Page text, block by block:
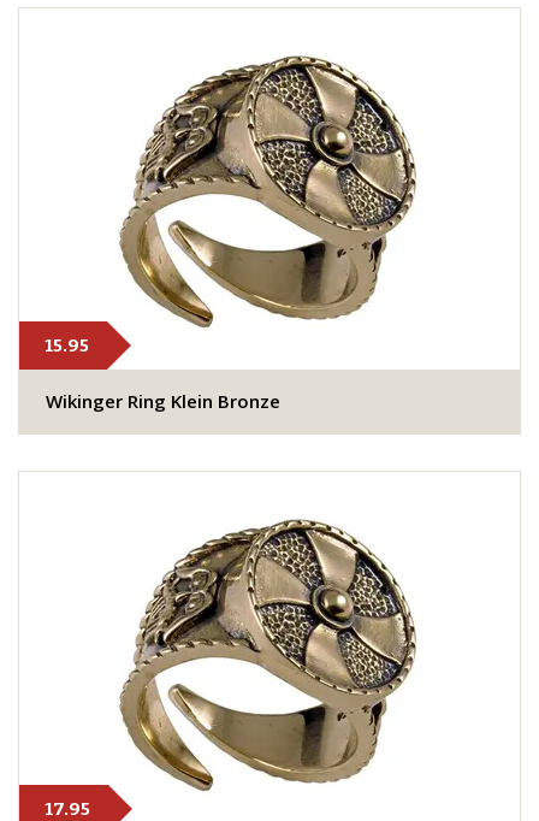
15.95
Wikinger Ring Klein Bronze
17.95